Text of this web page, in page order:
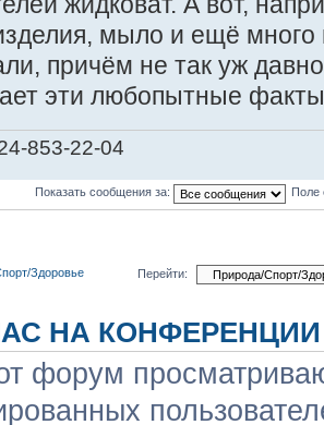
мыло и ещё
причём не так уж
эти любопытные
853-22-04
Показать сообщения за: Поле
Здоровье Перейти:
НА КОНФЕРЕНЦИИ
форум